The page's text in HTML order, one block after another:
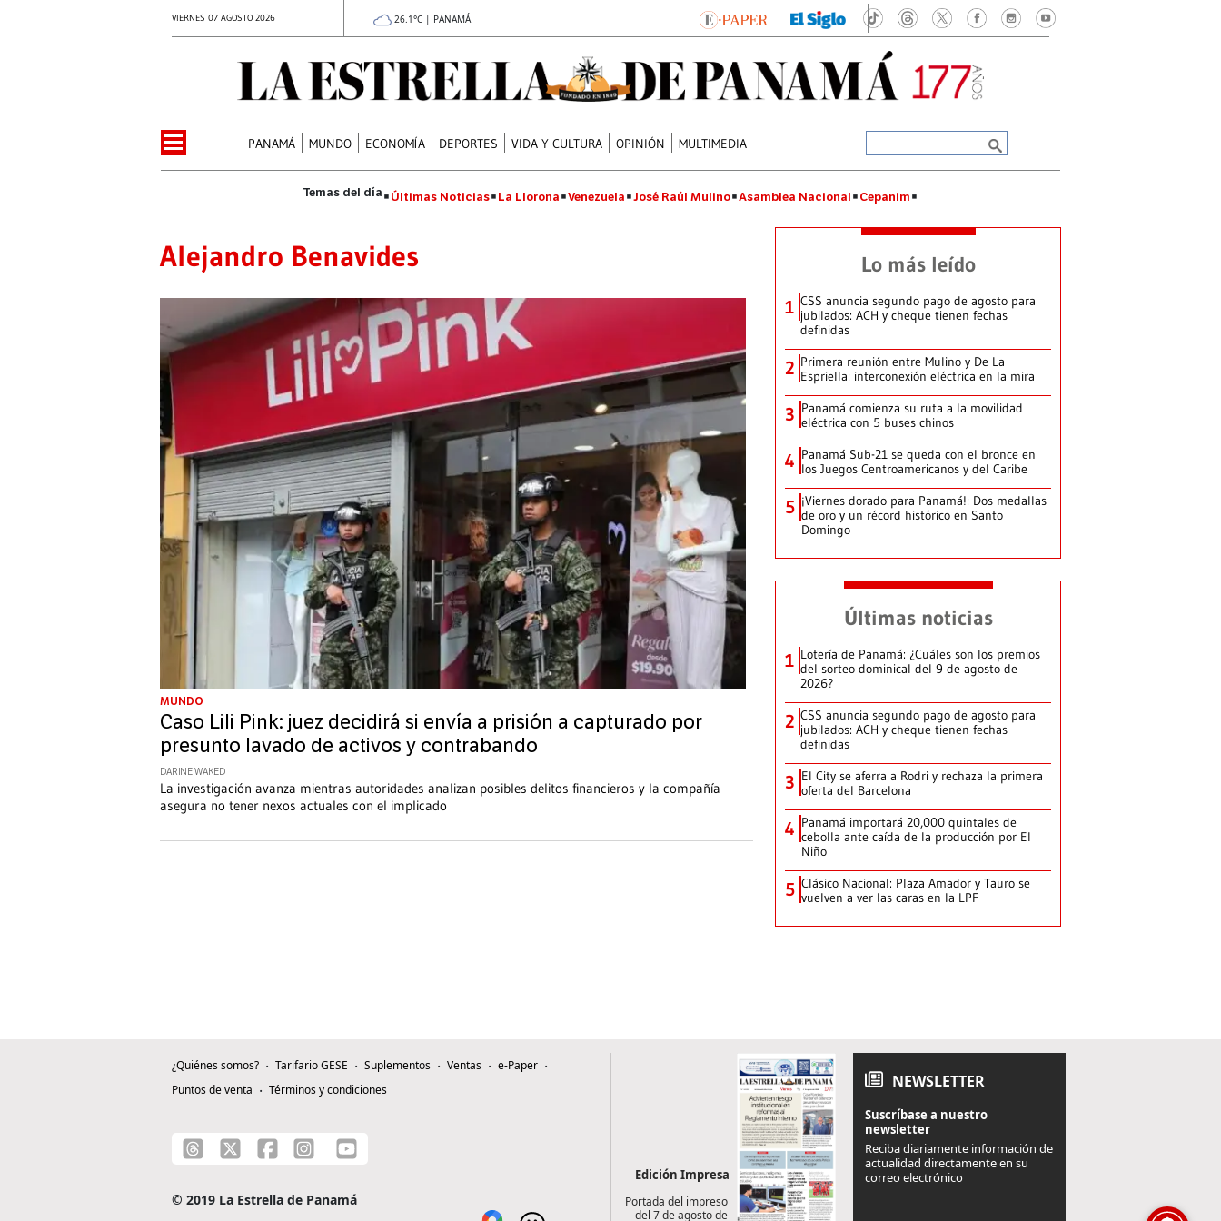
VIERNES 07 AGOSTO 2026 26.1°C | PANAMÁ
PANAMÁ MUNDO ECONOMÍA DEPORTES VIDA Y CULTURA OPINIÓN MULTIMEDIA
Últimas Noticias La Llorona Venezuela José Raúl Mulino Asamblea Nacional Cepanim
Alejandro Benavides
MUNDO
Caso Lili Pink: juez decidirá si envía a prisión a capturado por
presunto lavado de activos y contrabando
DARINE WAKED
La investigación avanza mientras autoridades analizan posibles delitos financieros y la compañía
asegura no tener nexos actuales con el implicado
Lo más leído
1 CSS anuncia segundo pago de agosto para
jubilados: ACH y cheque tienen fechas
definidas
2 Primera reunión entre Mulino y De La
Espriella: interconexión eléctrica en la mira
3 Panamá comienza su ruta a la movilidad
eléctrica con 5 buses chinos
4 Panamá Sub-21 se queda con el bronce en
los Juegos Centroamericanos y del Caribe
5 ¡Viernes dorado para Panamá!: Dos medallas
de oro y un récord histórico en Santo
Domingo
Últimas noticias
1 Lotería de Panamá: ¿Cuáles son los premios
del sorteo dominical del 9 de agosto de
2026?
2 CSS anuncia segundo pago de agosto para
jubilados: ACH y cheque tienen fechas
definidas
3 El City se aferra a Rodri y rechaza la primera
oferta del Barcelona
4 Panamá importará 20,000 quintales de
cebolla ante caída de la producción por El
Niño
5 Clásico Nacional: Plaza Amador y Tauro se
vuelven a ver las caras en la LPF
¿Quiénes somos? Tarifario GESE Suplementos Ventas
e-Paper
Puntos de venta
Términos y condiciones
© 2019 La Estrella de Panamá
Edición Impresa
Portada del impreso
del 7 de agosto de
NEWSLETTER
Suscríbase a nuestro
newsletter
Reciba diariamente información de
actualidad directamente en su
correo electrónico